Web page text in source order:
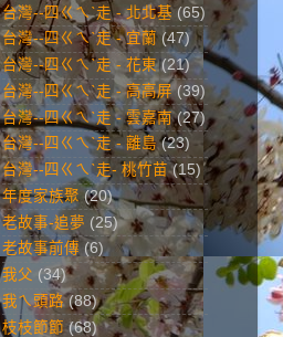
台灣--四ㄍㄟˋ走 - 北北基 (65)
台灣--四ㄍㄟˋ走 - 宜蘭 (47)
台灣--四ㄍㄟˋ走 - 花東 (21)
台灣--四ㄍㄟˋ走 - 高高屏 (39)
台灣--四ㄍㄟˋ走 - 雲嘉南 (27)
台灣--四ㄍㄟˋ走 - 離島 (23)
台灣--四ㄍㄟˋ走- 桃竹苗 (15)
年度家族聚 (20)
老故事-追夢 (25)
老故事前傳 (6)
我父 (34)
我ㄟ頭路 (88)
枝枝節節 (68)